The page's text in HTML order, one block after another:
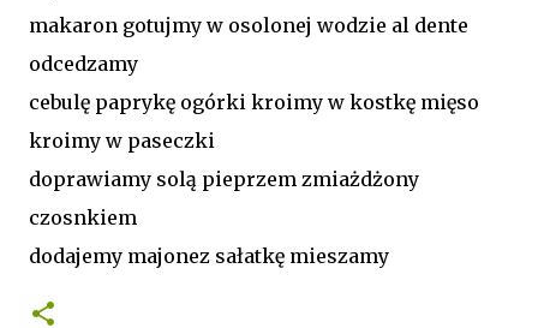
makaron gotujmy w osolonej wodzie al dente
odcedzamy
cebulę paprykę ogórki kroimy w kostkę mięso
kroimy w paseczki
doprawiamy solą pieprzem zmiażdżony
czosnkiem
dodajemy majonez sałatkę mieszamy